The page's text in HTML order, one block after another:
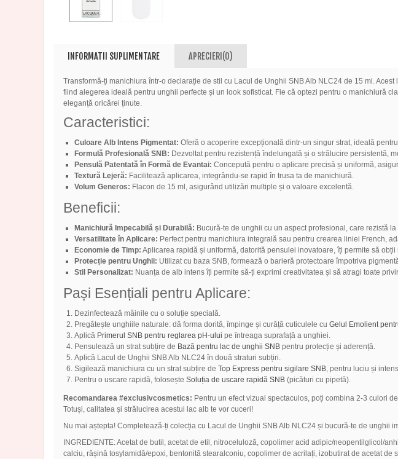
INFORMATII SUPLIMENTARE APRECIERI(0)
Transformă-ți manichiura într-o declarație de stil cu Lacul de Unghii SNB Alb NLC24 de 15 ml.
fiind alegerea ideală pentru unghii perfecte și un look sofisticat. Fie că optezi pentru o manichiură
eleganță oricărei ținute.
Caracteristici:
Culoare Alb Intens Pigmentat: Oferă o acoperire excepțională dintr-un singur strat, ideală
Formulă Profesională SNB: Dezvoltat pentru rezistență îndelungată și o strălucire persistentă,
Pensulă Patentată în Formă de Evantai: Concepută pentru o aplicare precisă și uniformă,
Textură Lejeră: Facilitează aplicarea, integrându-se rapid în trusa ta de manichiură.
Volum Generos: Flacon de 15 ml, asigurând utilizări multiple și o valoare excelentă.
Beneficii:
Manichiură Impecabilă și Durabilă: Bucură-te de unghii cu un aspect profesional, care rezistă
Versatilitate în Aplicare: Perfect pentru manichiura integrală sau pentru crearea liniei French,
Economie de Timp: Aplicarea rapidă și uniformă, datorită pensulei inovatoare, îți permite să
Protecție pentru Unghii: Utilizat cu baza SNB, formează o barieră protectoare împotriva
Stil Personalizat: Nuanța de alb intens îți permite să-ți exprimi creativitatea și să atragi toate
Pași Esențiali pentru Aplicare:
Dezinfectează mâinile cu o soluție specială.
Pregătește unghiile naturale: dă forma dorită, împinge și curăță cuticulele cu Gelul Emolient
Aplică Primerul SNB pentru reglarea pH-ului pe întreaga suprafață a unghiei.
Pensulează un strat subțire de Bază pentru lac de unghii SNBpentru protecție și aderență.
Aplică Lacul de Unghii SNB Alb NLC24 în două straturi subțiri.
Sigilează manichiura cu un strat subțire de Top Express pentru sigilare SNB, pentru luciu și
Pentru o uscare rapidă, folosește Soluția de uscare rapidă SNB(picături cu pipetă).
Recomandarea #exclusivcosmetics: Pentru un efect vizual spectaculos, poți combina 2-3 culori
Totuși, calitatea și strălucirea acestui lac alb te vor cuceri!
Nu mai aștepta! Completează-ți colecția cu Lacul de Unghii SNB Alb NLC24 și bucură-te de
INGREDIENTE: Acetat de butil, acetat de etil, nitroceluloză, copolimer acid adipic/neopentilglicol/
calciu, rășină tosylamidă/epoxi, bentonită stearalconiu, copolimer de acrilați, izobutirat de acetat